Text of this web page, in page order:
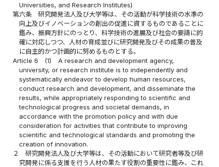
Universities, and Research Institutes)
第六条
研究開発法人及び大学等は、その活動が科学技術の水準の
向上及びイノベーションの創出の促進に資するものであることに
鑑み、振興方針にのっとり、科学技術の進展及び社会の要請に的
確に対応しつつ、人材の育成並びに研究開発及びその成果の普及
に自主的かつ計画的に努めるものとする。
Article 6
(1)
A research and development agency,
university, or research institute is to independently and
systematically endeavor to develop human resources,
conduct research and development, and disseminate the
results, while appropriately responding to scientific and
technological progress and societal demands, in
accordance with the promotion policy and with due
consideration for activities that contribute to improving
scientific and technological standards and promoting the
creation of innovation.
２
研究開発法人及び大学等は、その活動において研究者等及び研
究開発に係る支援を行う人材の果たす役割の重要性に鑑み、これ